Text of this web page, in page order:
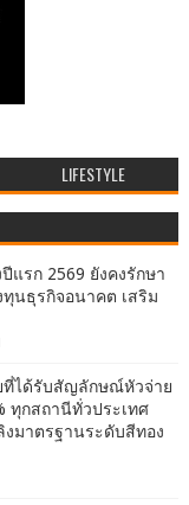
LIFESTYLE
แรก 2569 ยังคงรักษา
นธุรกิจอนาคต เสริม
ที่ได้รับสัญลักษณ์หัวจ่าย
ทุกสถานีทั่วประเทศ
งมาตรฐานระดับสีทอง